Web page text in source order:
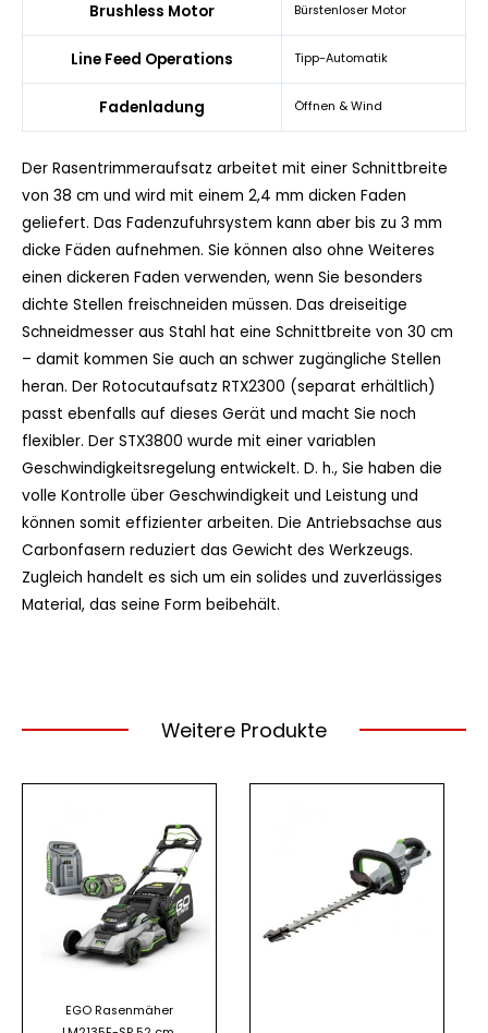
Brushless Motor Bürstenloser Motor
Line Feed Operations Tipp-Automatik
Fadenladung Öffnen & Wind
Der Rasentrimmeraufsatz arbeitet mit einer Schnittbreite
von 38 cm und wird mit einem 2,4 mm dicken Faden
geliefert. Das Fadenzufuhrsystem kann aber bis zu 3 mm
dicke Fäden aufnehmen. Sie können also ohne Weiteres
einen dickeren Faden verwenden, wenn Sie besonders
dichte Stellen freischneiden müssen. Das dreiseitige
Schneidmesser aus Stahl hat eine Schnittbreite von 30 cm
– damit kommen Sie auch an schwer zugängliche Stellen
heran. Der Rotocutaufsatz RTX2300 (separat erhältlich)
passt ebenfalls auf dieses Gerät und macht Sie noch
flexibler. Der STX3800 wurde mit einer variablen
Geschwindigkeitsregelung entwickelt. D. h., Sie haben die
volle Kontrolle über Geschwindigkeit und Leistung und
können somit effizienter arbeiten. Die Antriebsachse aus
Carbonfasern reduziert das Gewicht des Werkzeugs.
Zugleich handelt es sich um ein solides und zuverlässiges
Material, das seine Form beibehält.
Weitere Produkte
EGO Rasenmäher